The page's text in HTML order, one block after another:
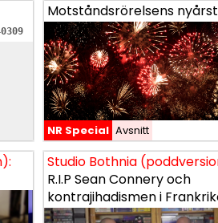
Motståndsrörelsens
NR Special Avsnitt
Studio Bothnia
R.I.P Sean Connery och
kontrajihadismen i
Motståndsrörelsens
NR Special Avsnitt
Studio Bothnia
R.I.P Sean Connery och
kontrajihadismen i